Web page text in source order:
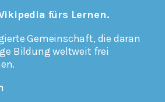
fürs Lernen.
Gemeinschaft, die daran
Bildung weltweit frei